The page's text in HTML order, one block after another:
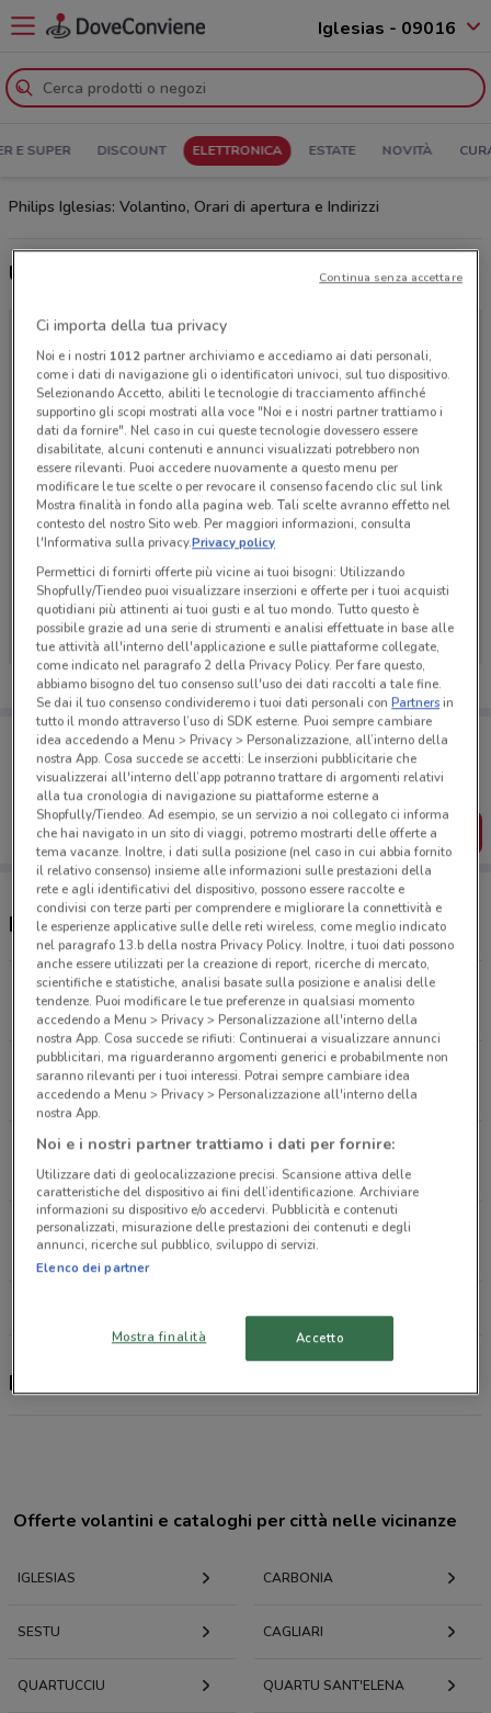
Iglesias - 09016
E SUPER DISCOUNT ELETTRONICA ESTATE NOVITÀ
Philips Iglesias: Volantino, Orari di apertura e Indirizzi
Ultime offerte del volantino Philips
Ci dispiace, al momento non abbiamo pubblicato
volantini nella tua zona. Riprova più tardi.
Porta DoveConviene sempre con te!
Puoi trovare le migliori offerte dei negozi vicino a te,
salvarle e creare la tua lista del risparmio, comodamente
dal tuo cellulare.
SCARICA L’APP
Negozi Philips a Iglesias
Via Monsignor A. Saba, Snc Iglesias
1.5 km
APERTO
Via Della Stazione, Snc Carbonia
16 km
APERTO
Via Costituente Carbonia
16.4 km
CHIUSO
Z.I. St. C1 Villacidro
24.4 km
APERTO
Philips, offerte e negozi
Offerte volantini e cataloghi per città nelle vicinanze
IGLESIAS CARBONIA
SESTU CAGLIARI
QUARTUCCIU QUARTU SANT'ELENA
Ci importa della tua privacy
Noi e i nostri 1012partner archiviamo e accediamo ai dati personali,
come i dati di navigazione gli o identificatori univoci, sul tuo dispositivo.
Selezionando Accetto, abiliti le tecnologie di tracciamento affinché
supportino gli scopi mostrati alla voce "Noi e i nostri partner trattiamo i
dati da fornire". Nel caso in cui queste tecnologie dovessero essere
disabilitate, alcuni contenuti e annunci visualizzati potrebbero non
essere rilevanti. Puoi accedere nuovamente a questo menu per
modificare le tue scelte o per revocare il consenso facendo clic sul link
Mostra finalità in fondo alla pagina web. Tali scelte avranno effetto nel
contesto del nostro Sito web. Per maggiori informazioni, consulta
l'Informativa sulla privacy.Privacy policy
Permettici di fornirti offerte più vicine ai tuoi bisogni: Utilizzando
Shopfully/Tiendeo puoi visualizzare inserzioni e offerte per i tuoi acquisti
quotidiani più attinenti ai tuoi gusti e al tuo mondo. Tutto questo è
possibile grazie ad una serie di strumenti e analisi effettuate in base alle
tue attività all'interno dell'applicazione e sulle piattaforme collegate,
come indicato nel paragrafo 2 della Privacy Policy. Per fare questo,
abbiamo bisogno del tuo consenso sull'uso dei dati raccolti a tale fine.
Se dai il tuo consenso condivideremo i tuoi dati personali conPartnersin
tutto il mondo attraverso l’uso di SDK esterne. Puoi sempre cambiare
idea accedendo a Menu > Privacy > Personalizzazione, all’interno della
nostra App. Cosa succede se accetti: Le inserzioni pubblicitarie che
visualizzerai all'interno dell’app potranno trattare di argomenti relativi
alla tua cronologia di navigazione su piattaforme esterne a
Shopfully/Tiendeo. Ad esempio, se un servizio a noi collegato ci informa
che hai navigato in un sito di viaggi, potremo mostrarti delle offerte a
tema vacanze. Inoltre, i dati sulla posizione (nel caso in cui abbia fornito
il relativo consenso) insieme alle informazioni sulle prestazioni della
rete e agli identificativi del dispositivo, possono essere raccolte e
condivisi con terze parti per comprendere e migliorare la connettività e
le esperienze applicative sulle delle reti wireless, come meglio indicato
nel paragrafo 13.b della nostra Privacy Policy. Inoltre, i tuoi dati possono
anche essere utilizzati per la creazione di report, ricerche di mercato,
scientifiche e statistiche, analisi basate sulla posizione e analisi delle
tendenze. Puoi modificare le tue preferenze in qualsiasi momento
accedendo a Menu > Privacy > Personalizzazione all'interno della
nostra App. Cosa succede se rifiuti: Continuerai a visualizzare annunci
pubblicitari, ma riguarderanno argomenti generici e probabilmente non
saranno rilevanti per i tuoi interessi. Potrai sempre cambiare idea
accedendo a Menu > Privacy > Personalizzazione all'interno della
nostra App.
Noi e i nostri partner trattiamo i dati per fornire:
Utilizzare dati di geolocalizzazione precisi. Scansione attiva delle
caratteristiche del dispositivo ai fini dell’identificazione. Archiviare
informazioni su dispositivo e/o accedervi. Pubblicità e contenuti
personalizzati, misurazione delle prestazioni dei contenuti e degli
annunci, ricerche sul pubblico, sviluppo di servizi.
Elenco dei partner
Mostra finalità Accetto
Continua senza accettare